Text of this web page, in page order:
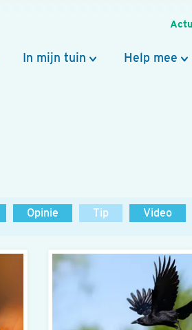
In mijn tuin Help mee
Opinie Tip Video